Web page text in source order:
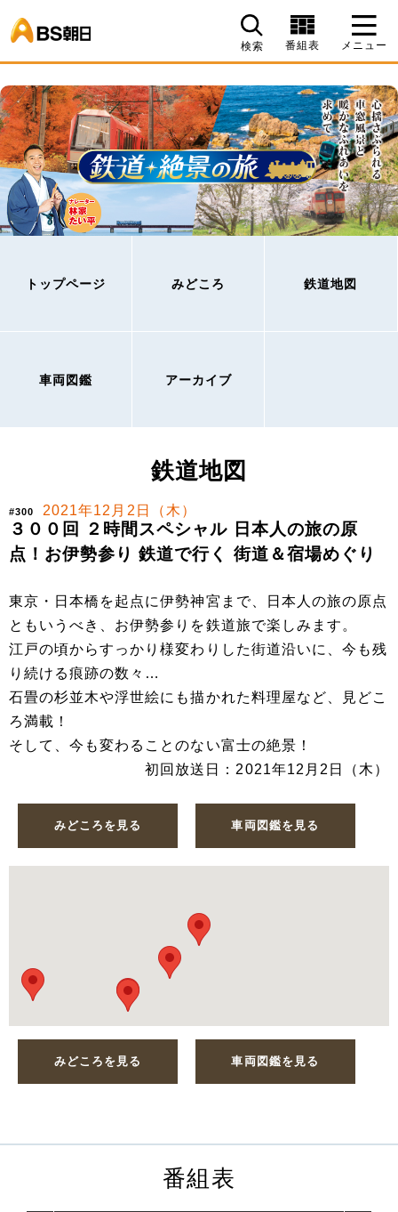
検索 番組表 メニュー
トップページ みどころ 鉄道地図
車両図鑑 アーカイブ
鉄道地図
#300 2021年12月2日（木）
３００回 ２時間スペシャル 日本人の旅の原
点！お伊勢参り 鉄道で行く 街道＆宿場めぐり
東京・日本橋を起点に伊勢神宮まで、日本人の旅の原点
ともいうべき、お伊勢参りを鉄道旅で楽しみます。
江戸の頃からすっかり様変わりした街道沿いに、今も残
り続ける痕跡の数々…
石畳の杉並木や浮世絵にも描かれた料理屋など、見どこ
ろ満載！
そして、今も変わることのない富士の絶景！
初回放送日：2021年12月2日（木）
みどころを見る 車両図鑑を見る
みどころを見る 車両図鑑を見る
番組表